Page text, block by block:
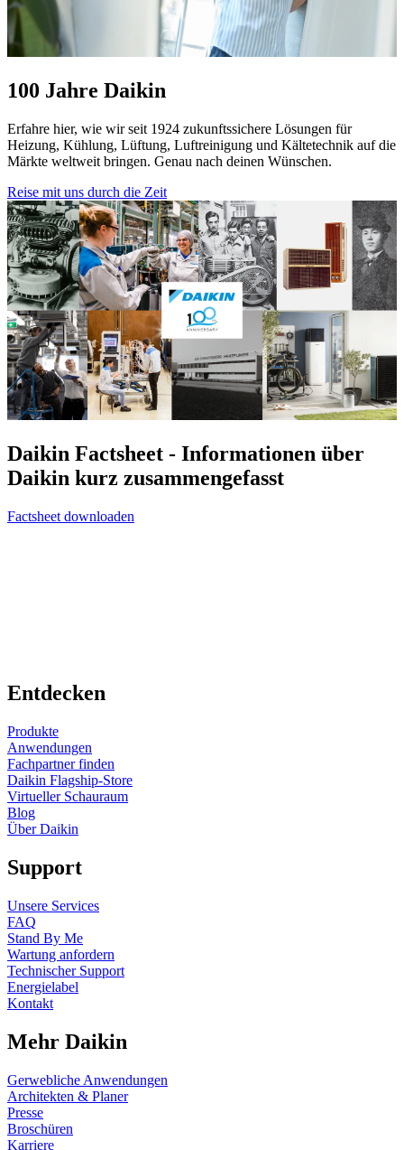
100 Jahre Daikin
Erfahre hier, wie wir seit 1924 zukunftssichere Lösungen für
Heizung, Kühlung, Lüftung, Luftreinigung und Kältetechnik auf die
Märkte weltweit bringen. Genau nach deinen Wünschen.
Reise mit uns durch die Zeit
Daikin Factsheet - Informationen über
Daikin kurz zusammengefasst
Factsheet downloaden
Entdecken
Produkte
Anwendungen
Fachpartner finden
Daikin Flagship-Store
Virtueller Schauraum
Blog
Über Daikin
Support
Unsere Services
FAQ
Stand By Me
Wartung anfordern
Technischer Support
Energielabel
Kontakt
Mehr Daikin
Gerwebliche Anwendungen
Architekten & Planer
Presse
Broschüren
Karriere